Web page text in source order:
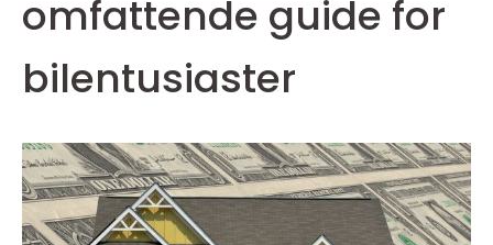
omfattende guide for
bilentusiaster